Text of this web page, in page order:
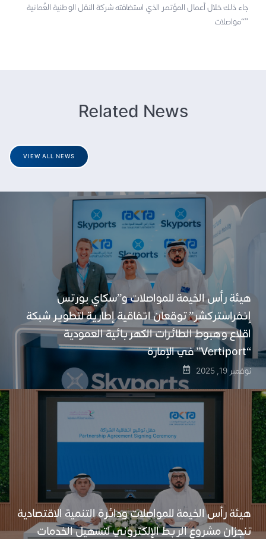
جاء ذلك خلال أعمال المؤتمر الذي استضافته شركة النقل الوطنية العُمانية
Related News
VIEW ALL NEWS
هيئة رأس الخيمة للمواصلات و”سكاي بورتس
إنفراستركشر” توقعان اتفاقية إطارية لتطوير شبكة
اقلاع وهبوط الطائرات الكهربائية العمودية
“Vertiport” في الإمارة
نوفمبر 19, 2025
هيئة رأس الخيمة للمواصلات ودائرة التنمية الاقتصادية
تنجزان مشروع الربط الإلكتروني لتسهيل الخدمات